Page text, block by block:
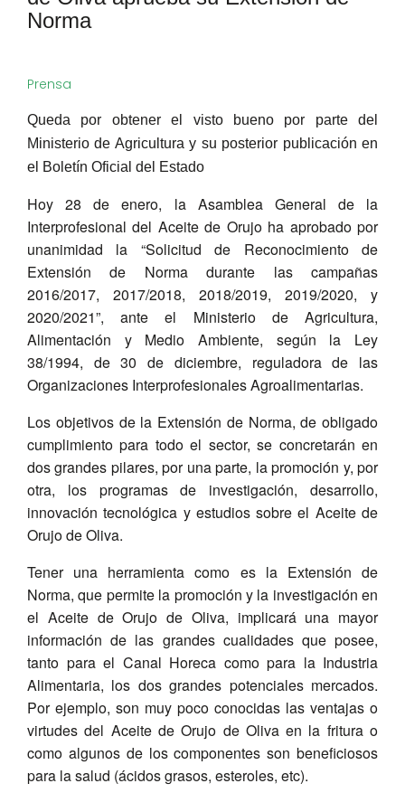
Norma
Prensa
Queda por obtener el visto bueno por parte del
Ministerio de Agricultura y su posterior publicación en
el Boletín Oficial del Estado
Hoy 28 de enero, la Asamblea General de la
Interprofesional del Aceite de Orujo ha aprobado por
unanimidad la “Solicitud de Reconocimiento de
Extensión de Norma durante las campañas
2016/2017, 2017/2018, 2018/2019, 2019/2020, y
2020/2021”, ante el Ministerio de Agricultura,
Alimentación y Medio Ambiente, según la Ley
38/1994, de 30 de diciembre, reguladora de las
Organizaciones Interprofesionales Agroalimentarias.
Los objetivos de la Extensión de Norma, de obligado
cumplimiento para todo el sector, se concretarán en
dos grandes pilares, por una parte, la promoción y, por
otra, los programas de investigación, desarrollo,
innovación tecnológica y estudios sobre el Aceite de
Orujo de Oliva.
Tener una herramienta como es la Extensión de
Norma, que permite la promoción y la investigación en
el Aceite de Orujo de Oliva, implicará una mayor
información de las grandes cualidades que posee,
tanto para el Canal Horeca como para la Industria
Alimentaria, los dos grandes potenciales mercados.
Por ejemplo, son muy poco conocidas las ventajas o
virtudes del Aceite de Orujo de Oliva en la fritura o
como algunos de los componentes son beneficiosos
para la salud (ácidos grasos, esteroles, etc).